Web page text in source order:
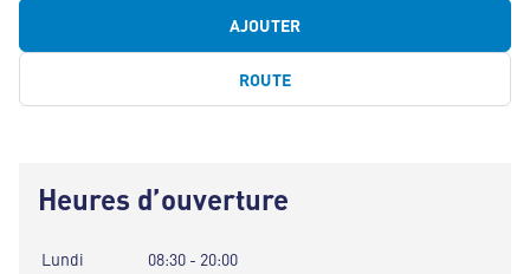
AJOUTER
ROUTE
Heures d’ouverture
Lundi
08:30 - 20:00